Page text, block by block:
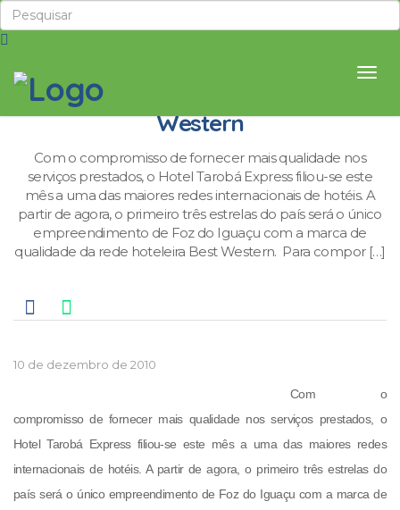
Tarobá Express filia-se a rede Best
Western
Com o compromisso de fornecer mais qualidade nos
serviços prestados, o Hotel Tarobá Express filiou-se este
mês a uma das maiores redes internacionais de hotéis. A
partir de agora, o primeiro três estrelas do país será o único
empreendimento de Foz do Iguaçu com a marca de
qualidade da rede hoteleira Best Western. Para compor […]
10 de dezembro de 2010
Com o
compromisso de fornecer mais qualidade nos serviços prestados, o
Hotel Tarobá Express filiou-se este mês a uma das maiores redes
internacionais de hotéis. A partir de agora, o primeiro três estrelas do
país será o único empreendimento de Foz do Iguaçu com a marca de